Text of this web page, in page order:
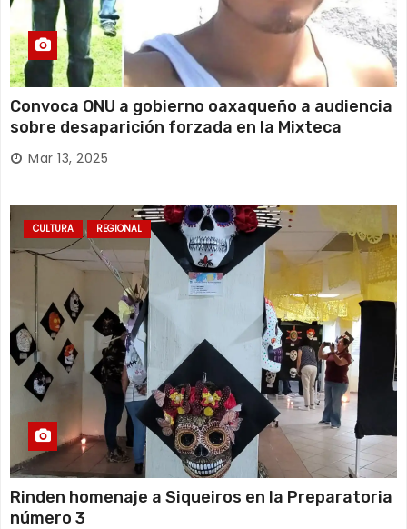
Convoca ONU a gobierno oaxaqueño a audiencia
sobre desaparición forzada en la Mixteca
Mar 13, 2025
CULTURA REGIONAL
Rinden homenaje a Siqueiros en la Preparatoria
número 3